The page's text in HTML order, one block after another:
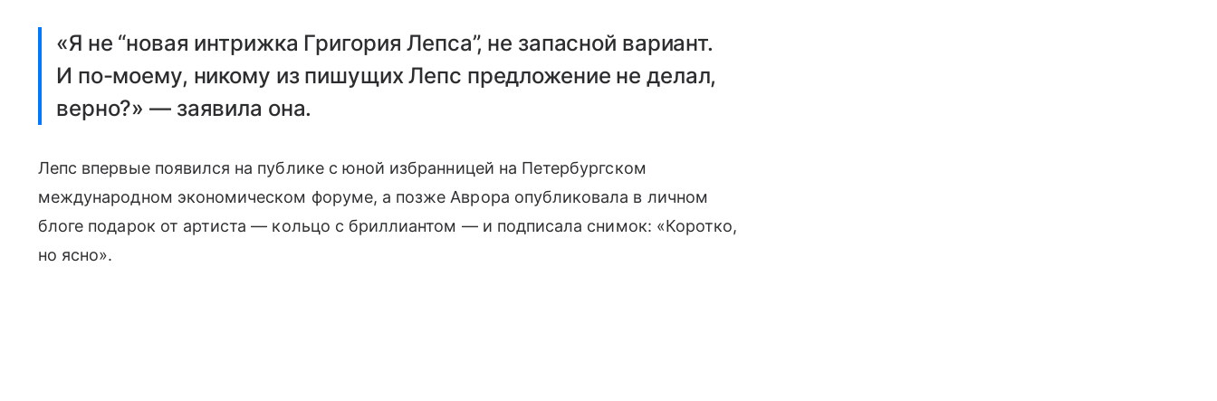
«Я не “новая интрижка Григория Лепса”, не запасной вариант.
И по-моему, никому из пишущих Лепс предложение не делал,
верно?» — заявила она.
Лепс впервые появился на публике с юной избранницей на Петербургском
международном экономическом форуме, а позже Аврора опубликовала в личном
блоге подарок от артиста — кольцо с бриллиантом — и подписала снимок: «Коротко,
но ясно».